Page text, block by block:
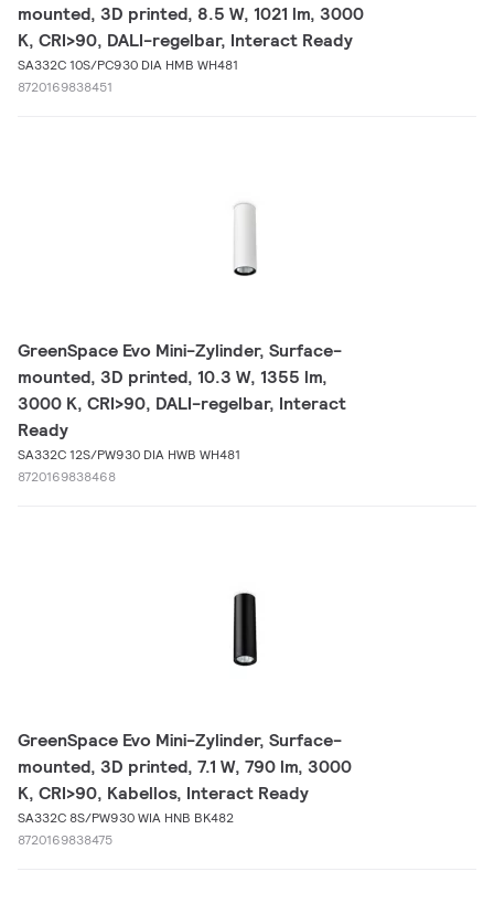
mounted, 3D printed, 8.5 W, 1021 lm, 3000
K, CRI>90, DALI-regelbar, Interact Ready
SA332C 10S/PC930 DIA HMB WH481
8720169838451
GreenSpace Evo Mini-Zylinder, Surface-
mounted, 3D printed, 10.3 W, 1355 lm,
3000 K, CRI>90, DALI-regelbar, Interact
Ready
SA332C 12S/PW930 DIA HWB WH481
8720169838468
GreenSpace Evo Mini-Zylinder, Surface-
mounted, 3D printed, 7.1 W, 790 lm, 3000
K, CRI>90, Kabellos, Interact Ready
SA332C 8S/PW930 WIA HNB BK482
8720169838475